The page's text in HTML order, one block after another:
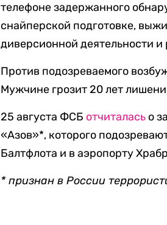
телефоне задержанного
снайперской подготовке,
диверсионной деятельности
Против подозреваемого
Мужчине грозит 20 лет
25 августа ФСБ отчиталась о
«Азов»*, которого
Балтфлота и в аэропорту
* признан в России